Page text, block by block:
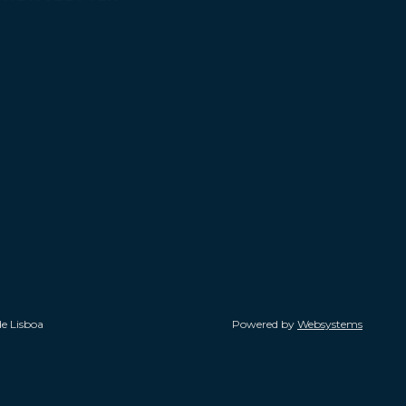
Lisboa Powered by Websystems